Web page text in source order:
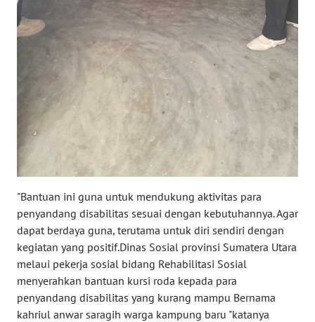
"Bantuan ini guna untuk mendukung aktivitas para
penyandang disabilitas sesuai dengan kebutuhannya. Agar
dapat berdaya guna, terutama untuk diri sendiri dengan
kegiatan yang positif.Dinas Sosial provinsi Sumatera Utara
melaui pekerja sosial bidang Rehabilitasi Sosial
menyerahkan bantuan kursi roda kepada para
penyandang disabilitas yang kurang mampu Bernama
kahriul anwar saragih warga kampung baru "katanya
SUMBAR
SUMSEL
WN
BENGKULU
LAMPUNG
JATENG
WN
NUSANTARA
WN